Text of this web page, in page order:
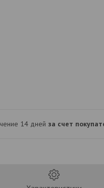
14 дней за счет